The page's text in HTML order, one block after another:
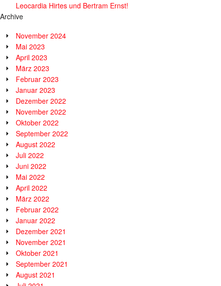
Leocardia Hirtes und Bertram Ernst!
Archive
November 2024
Mai 2023
April 2023
März 2023
Februar 2023
Januar 2023
Dezember 2022
November 2022
Oktober 2022
September 2022
August 2022
Juli 2022
Juni 2022
Mai 2022
April 2022
März 2022
Februar 2022
Januar 2022
Dezember 2021
November 2021
Oktober 2021
September 2021
August 2021